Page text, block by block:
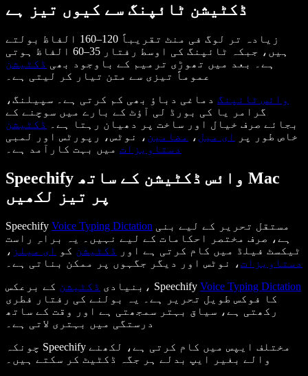
ڈکٹیشن ٹائپنگ سے کیوں تیز ہے
زیادہ تر لوگ فی منٹ تقریباً 120–160 الفاظ بولتے
ہیں، جبکہ ٹائپنگ کی اوسط رفتار 35–60 الفاظ ہوتی
ہے۔ بعد میں تھوڑی ترمیم کے باوجود بھی ڈکٹیشن
عموماً تیزی سے متن تیار کر لیتی ہے۔
وائس ٹائپنگ دماغی دباؤ بھی کم کرتی ہے۔ سپیلنگ،
گرامر یا کی بورڈ لی آؤٹ کے بارے میں سوچنے کے
بجائے صرف خیال اور ساخت پر دھیان رہتا ہے۔
ڈکٹیشن
خاص طور پر
ای میل ، مضامین ، نوٹس، رپورٹس اور لمبی
دستاویزات میں بہت کارآمد ہے۔
Speechify وائس ڈکٹیشن کے ساتھ Mac
پر تیز لکھیں
Speechify Voice Typing Dictation
ہے، صرف مختصر احکامات کے لیے نہیں۔ یہ براہِ راست
ٹیکسٹ فیلڈ میں کام کرتی ہے اور
ڈکٹیشن کو ای میلز ،
دستاویزات، نوٹس اور دیگر جگہوں پر ممکن بناتی ہے۔
بنیادی ڈکٹیشن کے برعکس، Speechify Voice Typing Dictation
کا فوکس طویل تحریر ہے۔ یہ بولنے کی رفتار فطری
رکھتی ہے، سیاق بہتر سمجھتی ہے اور وقت کے ساتھ
درستگی میں بہتری لاتی ہے۔
چونکہ Speechify مختلف ایپس میں کام کرتی ہے، لکھنے
والے بغیر ایپ بدلے ہر جگہ ڈکٹیٹ کر سکتے ہیں۔